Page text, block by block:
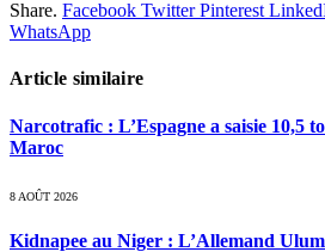
Share. Facebook Twitter Pinterest
WhatsApp
Article similaire
Narcotrafic : L’Espagne a saisie 10,5
Maroc
8 AOÛT 2026
Kidnapee au Niger : L’Allemand